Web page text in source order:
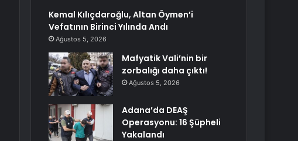
Kemal Kılıçdaroğlu, Altan Öymen’i
Vefatının Birinci Yılında Andı
Ağustos 5, 2026
Mafyatik Vali’nin bir
zorbalığı daha çıktı!
Ağustos 5, 2026
Adana’da DEAŞ
Operasyonu: 16 Şüpheli
Yakalandı